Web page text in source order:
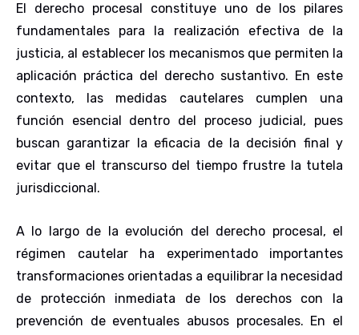
El derecho procesal constituye uno de los pilares
fundamentales para la realización efectiva de la
justicia, al establecer los mecanismos que permiten la
aplicación práctica del derecho sustantivo. En este
contexto, las medidas cautelares cumplen una
función esencial dentro del proceso judicial, pues
buscan garantizar la eficacia de la decisión final y
evitar que el transcurso del tiempo frustre la tutela
jurisdiccional.
A lo largo de la evolución del derecho procesal, el
régimen cautelar ha experimentado importantes
transformaciones orientadas a equilibrar la necesidad
de protección inmediata de los derechos con la
prevención de eventuales abusos procesales. En el